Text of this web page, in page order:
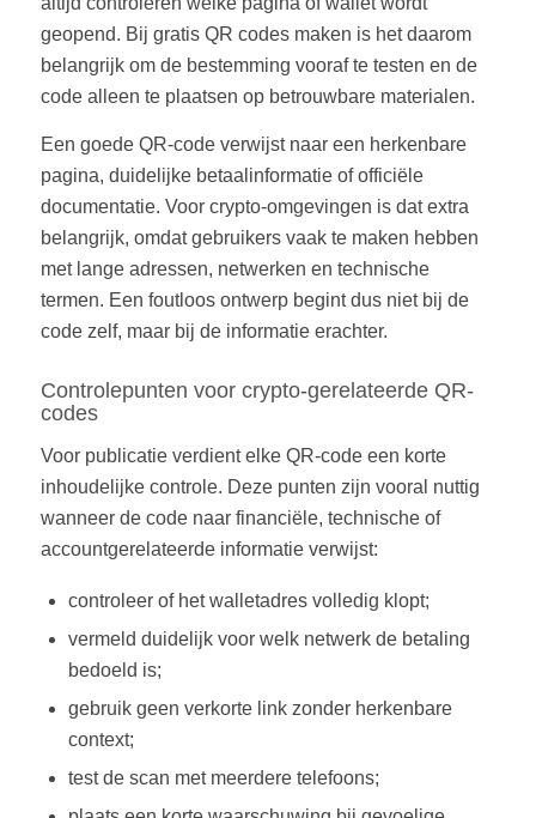
geopend. Bij gratis QR codes maken is het daarom
belangrijk om de bestemming vooraf te testen en de
code alleen te plaatsen op betrouwbare materialen.
Een goede QR-code verwijst naar een herkenbare
pagina, duidelijke betaalinformatie of officiële
documentatie. Voor crypto-omgevingen is dat extra
belangrijk, omdat gebruikers vaak te maken hebben
met lange adressen, netwerken en technische
termen. Een foutloos ontwerp begint dus niet bij de
code zelf, maar bij de informatie erachter.
Controlepunten voor crypto-gerelateerde QR-
codes
Voor publicatie verdient elke QR-code een korte
inhoudelijke controle. Deze punten zijn vooral nuttig
wanneer de code naar financiële, technische of
accountgerelateerde informatie verwijst:
controleer of het walletadres volledig klopt;
vermeld duidelijk voor welk netwerk de betaling
bedoeld is;
gebruik geen verkorte link zonder herkenbare
context;
test de scan met meerdere telefoons;